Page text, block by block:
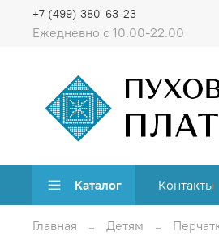
Ежедневно с 10.00-22.00
+7 (499) 380-63-23
Каталог Контакты
Главная Детям